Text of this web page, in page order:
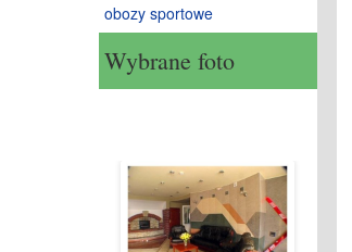
obozy sportowe
Wybrane foto